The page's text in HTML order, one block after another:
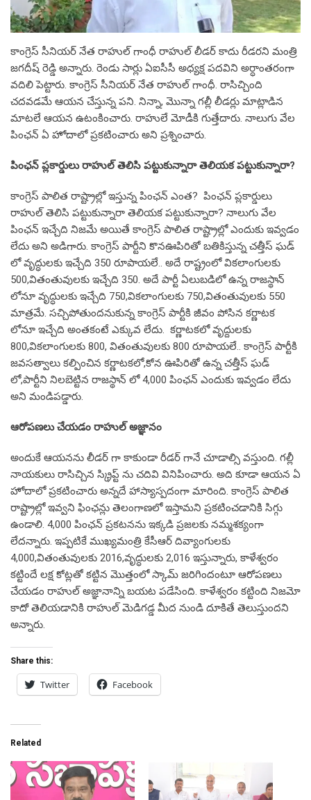
కాంగ్రెస్‌ సీనియర్‌ నేత రాహుల్‌ గాంధీ రాహుల్ లీడర్ కాదు రీడరని మంత్రి
జగదీష్ రెడ్డి అన్నారు. రెండు సార్లు ఏఐసీసీ అధ్యక్ష పదవిని అర్ధాంతరంగా
వదిలి పెట్టారు. కాంగ్రెస్‌ సీనియర్‌ నేత రాహుల్‌ గాంధీ. రాసిచ్చింది
చదవడమే ఆయన చేస్తున్న పని. నిన్నా, మొన్నా గల్లీ లీడర్లు మాట్లాడిన
మాటలే ఆయన ఉటంకించారు. రాహులే మోడీకి గుత్తేదారు. నాలుగు వేల
పింఛన్ ఏ హోదాలో ప్రకటించారు అని ప్రశ్నించారు.
పింఛన్ ప్లకార్డులు రాహుల్ తెలిసి పట్టుకున్నారా తెలియక పట్టుకున్నారా?
కాంగ్రెస్ పాలిత రాష్ట్రాల్లో ఇస్తున్న పింఛన్ ఎంత? పింఛన్ ప్లకార్డులు
రాహుల్ తెలిసి పట్టుకున్నారా తెలియక పట్టుకున్నారా? నాలుగు వేల
పింఛన్ ఇచ్చేది నిజమే అయితే కాంగ్రెస్ పాలిత రాష్ట్రాల్లో ఎందుకు ఇవ్వడం
లేదు అని అడిగారు. కాంగ్రెస్ పార్టీని కొనఊపిరితో బతికిస్తున్న చత్తీస్ ఘడ్
లో వృద్ధులకు ఇచ్చేది 350 రూపాయలే.. అదే రాష్ట్రంలో వికలాంగులకు
500,వితంతువులకు ఇచ్చేది 350. అదే పార్టీ ఏలుబడిలో ఉన్న రాజస్థాన్
లోనూ వృద్ధులకు ఇచ్చేది 750,వికలాంగులకు 750,వితంతువులకు 550
మాత్రమే. సచ్చిపోతుందనుకున్న కాంగ్రెస్ పార్టీకి జీవం పోసిన కర్ణాటక
లోనూ ఇచ్చేది అంతకంటే ఎక్కువ లేదు. కర్ణాటకలో వృద్దులకు
800,వికలాంగులకు 800, వితంతువులకు 800 రూపాయలే.. కాంగ్రెస్ పార్టీకి
జవసత్వాలు కల్పించిన కర్ణాటకలో,కోన ఊపిరితో ఉన్న చత్తీస్ ఘడ్
లో,పార్టీని నిలబెట్టిన రాజస్థాన్ లో 4,000 పింఛన్ ఎందుకు ఇవ్వడం లేదు
అని మండిపడ్డారు.
ఆరోపణలు చేయడం రాహుల్ అజ్ఞానం
అందుకే ఆయనను లీడర్ గా కాకుండా రీడర్ గానే చూడాల్సి వస్తుంది. గల్లీ
నాయకులు రాసిచ్చిన స్క్రిప్ట్ ను చదివి వినిపించారు. అది కూడా ఆయన ఏ
హోదాలో ప్రకటించారు అన్నదే హాస్యాస్పదంగా మారింది. కాంగ్రెస్ పాలిత
రాష్ట్రాల్లో ఇవ్వని ఫింఛన్లు తెలంగాణలో ఇస్తామని ప్రకటించడానికి సిగ్గు
ఉండాలి. 4,000 పింఛన్ ప్రకటనను ఇక్కడి ప్రజలకు నమ్మశక్యంగా
లేదన్నారు. ఇప్పటికే ముఖ్యమంత్రి కేసీఆర్ దివ్యాంగులకు
4,000,వితంతువులకు 2016,వృద్ధులకు 2,016 ఇస్తున్నారు, కాళేశ్వరం
కట్టిందే లక్ష కోట్లతో కట్టిన మొత్తంలో స్కామ్ జరిగిందంటూ ఆరోపణలు
చేయడం రాహుల్ అజ్ఞానాన్ని బయట పడేసింది. కాళేశ్వరం కట్టింది నిజమో
కాదో తెలియడానికి రాహుల్ మెడిగడ్డ మీద నుండి దూకితే తెలుస్తుందని
అన్నారు.
Share this:
Twitter Facebook
Related